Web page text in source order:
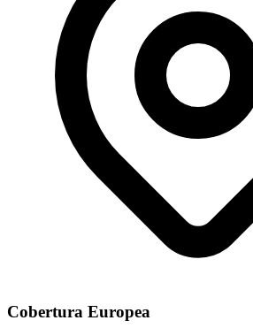
Cobertura Europea